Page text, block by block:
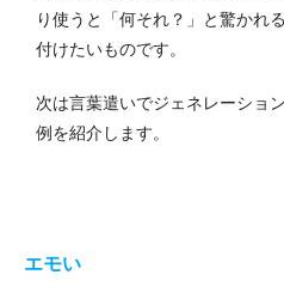
り使うと「何それ？」と驚かれ
付けたいものです。
次は言葉遣いでジェネレーショ
例を紹介します。
エモい